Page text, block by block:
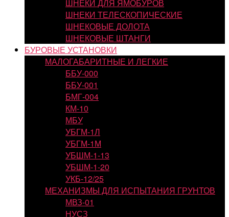
ШНЕКИ ДЛЯ ЯМОБУРОВ
ШНЕКИ ТЕЛЕСКОПИЧЕСКИЕ
ШНЕКОВЫЕ ДОЛОТА
ШНЕКОВЫЕ ШТАНГИ
БУРОВЫЕ УСТАНОВКИ
МАЛОГАБАРИТНЫЕ И ЛЕГКИЕ
ББУ-000
ББУ-001
БМГ-004
КМ-10
МБУ
УБГМ-1Л
УБГМ-1М
УБШМ-1-13
УБШМ-1-20
УКБ-12/25
МЕХАНИЗМЫ ДЛЯ ИСПЫТАНИЯ ГРУНТОВ
МВЗ-01
НУСЗ